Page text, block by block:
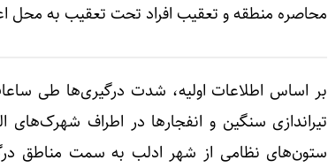
محاصره منطقه و تعقیب افراد تحت تعقیب به محل
بر اساس اطلاعات اولیه، شدت درگیری‌ها طی
تیراندازی سنگین و انفجارها در اطراف
ستون‌های نظامی از شهر ادلب به سمت مناطق